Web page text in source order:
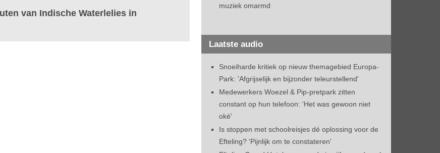
van Indische Waterlelies in
muziek omarmd
Laatste audio
Snoeiharde kritiek op nieuw themagebied Europa-
Park: 'Afgrijselijk en bijzonder teleurstellend'
Medewerkers Woezel & Pip-pretpark zitten
constant op hun telefoon: 'Het was gewoon niet
oké'
Is stoppen met schoolreisjes dé oplossing voor de
Efteling? 'Pijnlijk om te constateren'